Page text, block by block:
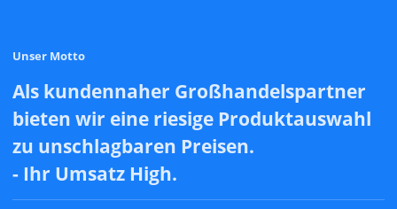
Unser Motto
Als kundennaher Großhandelspartner
bieten wir eine riesige Produktauswahl
zu unschlagbaren Preisen.
- Ihr Umsatz High.